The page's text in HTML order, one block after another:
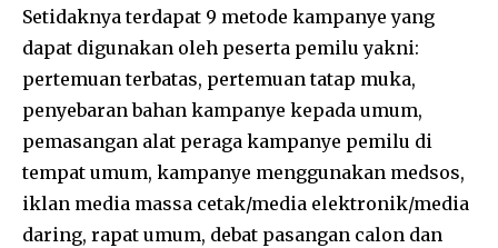
Setidaknya terdapat 9 metode kampanye yang
dapat digunakan oleh peserta pemilu yakni:
pertemuan terbatas, pertemuan tatap muka,
penyebaran bahan kampanye kepada umum,
pemasangan alat peraga kampanye pemilu di
tempat umum, kampanye menggunakan medsos,
iklan media massa cetak/media elektronik/media
daring, rapat umum, debat pasangan calon dan